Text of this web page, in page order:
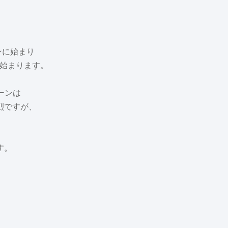
始まり
まります。
ンは
すが、